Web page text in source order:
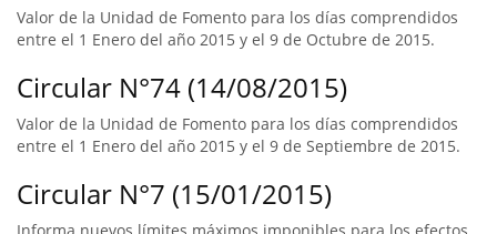
Valor de la Unidad de Fomento para los días comprendidos
entre el 1 Enero del año 2015 y el 9 de Octubre de 2015.
Circular N°74 (14/08/2015)
Valor de la Unidad de Fomento para los días comprendidos
entre el 1 Enero del año 2015 y el 9 de Septiembre de 2015.
Circular N°7 (15/01/2015)